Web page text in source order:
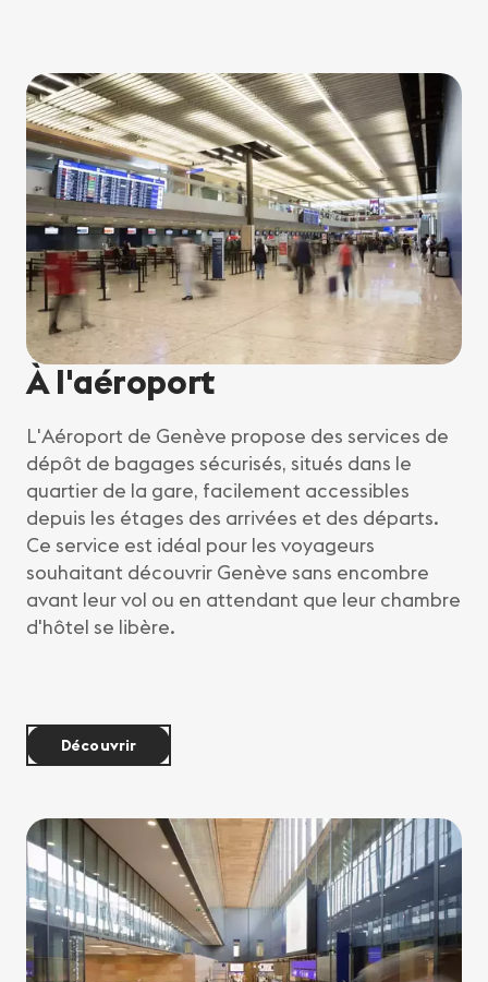
À l'aéroport
L'Aéroport de Genève propose des services de
dépôt de bagages sécurisés, situés dans le
quartier de la gare, facilement accessibles
depuis les étages des arrivées et des départs.
Ce service est idéal pour les voyageurs
souhaitant découvrir Genève sans encombre
avant leur vol ou en attendant que leur chambre
d'hôtel se libère.
Découvrir